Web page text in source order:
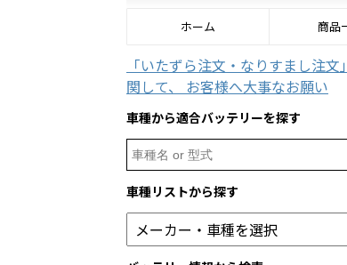
ホーム 商品
「いたずら注文・なりすまし注文
関して、 お客様へ大事なお願い
車種から適合バッテリーを探す
Search
for:
車種リストから探す